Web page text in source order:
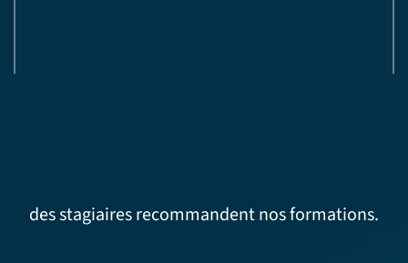
des stagiaires recommandent nos formations.